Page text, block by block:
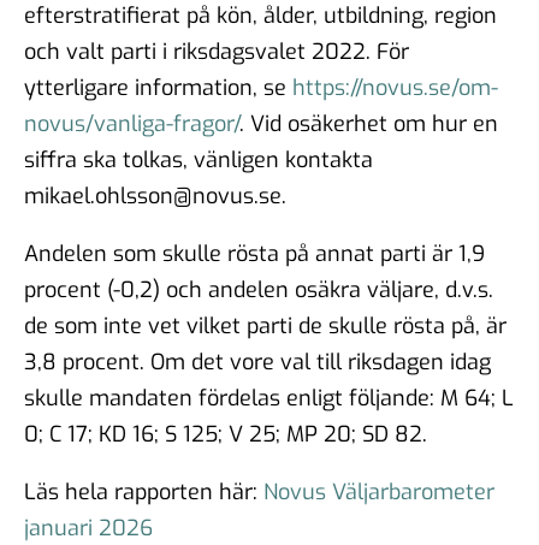
efterstratifierat på kön, ålder, utbildning, region
och valt parti i riksdagsvalet 2022. För
ytterligare information, se https://novus.se/om-
novus/vanliga-fragor/. Vid osäkerhet om hur en
siffra ska tolkas, vänligen kontakta
mikael.ohlsson@novus.se.
Andelen som skulle rösta på annat parti är 1,9
procent (-0,2) och andelen osäkra väljare, d.v.s.
de som inte vet vilket parti de skulle rösta på, är
3,8 procent. Om det vore val till riksdagen idag
skulle mandaten fördelas enligt följande: M 64; L
0; C 17; KD 16; S 125; V 25; MP 20; SD 82.
Läs hela rapporten här: Novus Väljarbarometer
januari 2026